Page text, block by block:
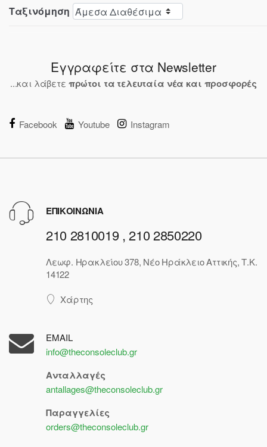
Ταξινόμηση
Εγγραφείτε στα Newsletter
...και λάβετε πρώτοι τα τελευταία νέα και προσφορές
Facebook Youtube Instagram
ΕΠΙΚΟΙΝΩΝΙΑ
210 2810019 , 210 2850220
Λεωφ. Ηρακλείου 378, Νέο Ηράκλειο Αττικής, Τ.Κ.
14122
Χάρτης
EMAIL
info@theconsoleclub.gr
Ανταλλαγές
antallages@theconsoleclub.gr
Παραγγελίες
orders@theconsoleclub.gr